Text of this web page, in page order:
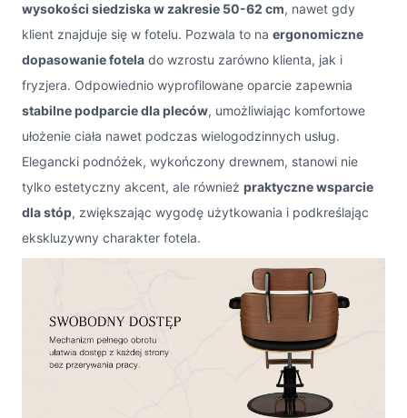
wysokości siedziska w zakresie 50-62 cm, nawet gdy
klient znajduje się w fotelu. Pozwala to na ergonomiczne
dopasowanie fotela do wzrostu zarówno klienta, jak i
fryzjera. Odpowiednio wyprofilowane oparcie zapewnia
stabilne podparcie dla pleców, umożliwiając komfortowe
ułożenie ciała nawet podczas wielogodzinnych usług.
Elegancki podnóżek, wykończony drewnem, stanowi nie
tylko estetyczny akcent, ale również praktyczne wsparcie
dla stóp, zwiększając wygodę użytkowania i podkreślając
ekskluzywny charakter fotela.